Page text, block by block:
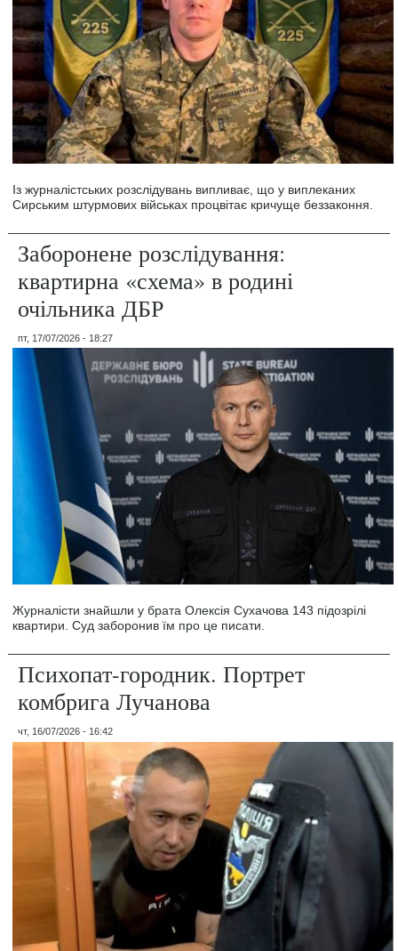
Із журналістських розслідувань випливає, що у виплеканих
Сирським штурмових військах процвітає кричуще беззаконня.
Заборонене розслідування:
квартирна «схема» в родині
очільника ДБР
пт, 17/07/2026 - 18:27
Журналісти знайшли у брата Олексія Сухачова 143 підозрілі
квартири. Суд заборонив їм про це писати.
Психопат-городник. Портрет
комбрига Лучанова
чт, 16/07/2026 - 16:42